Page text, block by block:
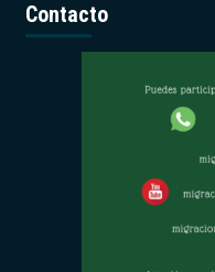
Contacto